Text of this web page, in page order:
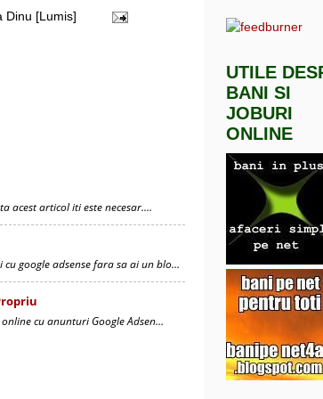
Dinu [Lumis]
acest articol iti este necesar.…
google adsense fara sa ai un blo…
cu anunturi Google Adsen…
UTILE
BANI SI
JOBURI
ONLINE